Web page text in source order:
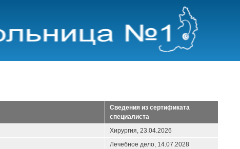
Сведения из сертификата
специалиста
Хирургия, 23.04.2026
Лечебное дело, 14.07.2028